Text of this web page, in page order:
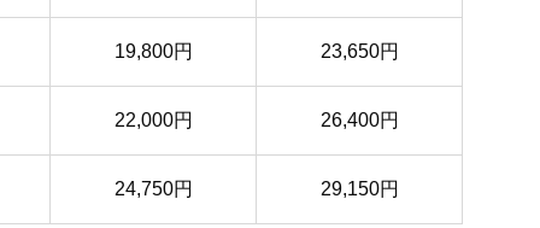
19,800円 23,650円
22,000円 26,400円
24,750円 29,150円